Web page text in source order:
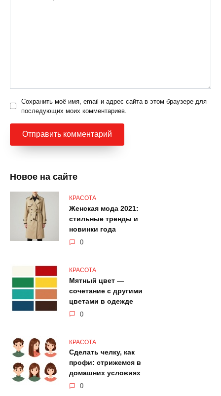
Сохранить моё имя, email и адрес сайта в этом браузере для
последующих моих комментариев.
Новое на сайте
КРАСОТА
Женская мода 2021:
стильные тренды и
новинки года
0
КРАСОТА
Мятный цвет —
сочетание с другими
цветами в одежде
0
КРАСОТА
Сделать челку, как
профи: стрижемся в
домашних условиях
0